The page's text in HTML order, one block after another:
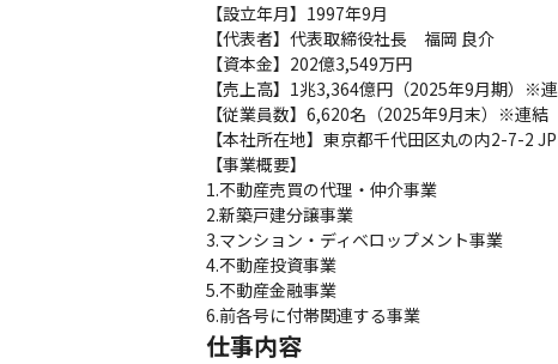
【設立年月】1997年9月
【代表者】代表取締役社長　福岡 良介
【資本金】202億3,549万円
【売上高】1兆3,364億円（2025年9月期）※
【従業員数】6,620名（2025年9月末）※連結
【本社所在地】東京都千代田区丸の内2-7-2
【事業概要】
1.不動産売買の代理・仲介事業
2.新築戸建分譲事業
3.マンション・ディベロップメント事業
4.不動産投資事業
5.不動産金融事業
6.前各号に付帯関連する事業
仕事内容